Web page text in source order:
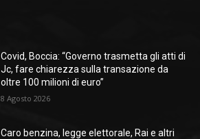
Covid, Boccia: “Governo trasmetta gli atti di
Jc, fare chiarezza sulla transazione da
oltre 100 milioni di euro”
8 Agosto 2026
Caro benzina, legge elettorale, Rai e altri